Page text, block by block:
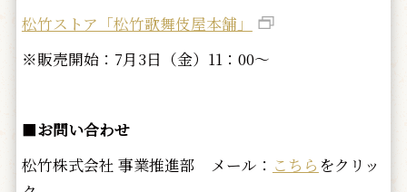
松竹ストア「松竹歌舞伎屋本舗」
※販売開始：7月3日（金）11：00～
■お問い合わせ
松竹株式会社 事業推進部 メール： こちら をクリッ